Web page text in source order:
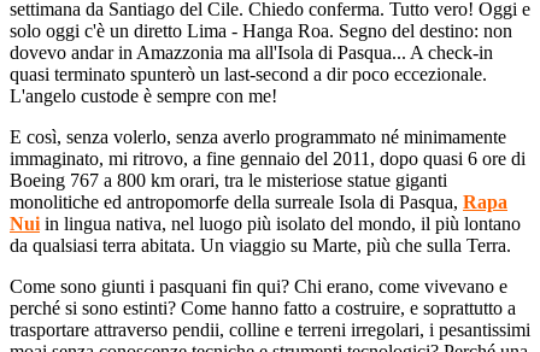
settimana da Santiago del Cile. Chiedo conferma. Tutto vero! Oggi e
solo oggi c'è un diretto Lima - Hanga Roa. Segno del destino: non
dovevo andar in Amazzonia ma all'Isola di Pasqua... A check-in
quasi terminato spunterò un last-second a dir poco eccezionale.
L'angelo custode è sempre con me!
E così, senza volerlo, senza averlo programmato né minimamente
immaginato, mi ritrovo, a fine gennaio del 2011, dopo quasi 6 ore di
Boeing 767 a 800 km orari, tra le misteriose statue giganti
monolitiche ed antropomorfe della surreale Isola di Pasqua, Rapa
Nui in lingua nativa, nel luogo più isolato del mondo, il più lontano
da qualsiasi terra abitata. Un viaggio su Marte, più che sulla Terra.
Come sono giunti i pasquani fin qui? Chi erano, come vivevano e
perché si sono estinti? Come hanno fatto a costruire, e soprattutto a
trasportare attraverso pendii, colline e terreni irregolari, i pesantissimi